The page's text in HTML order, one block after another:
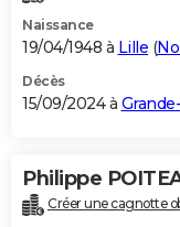
Naissance
19/04/1948 à Lille (
Décès
15/09/2024 à
Philippe
Créer une cagnotte